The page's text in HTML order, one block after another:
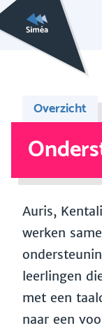
Overzicht
Auris,
werken
leerlingen
met een
naar een